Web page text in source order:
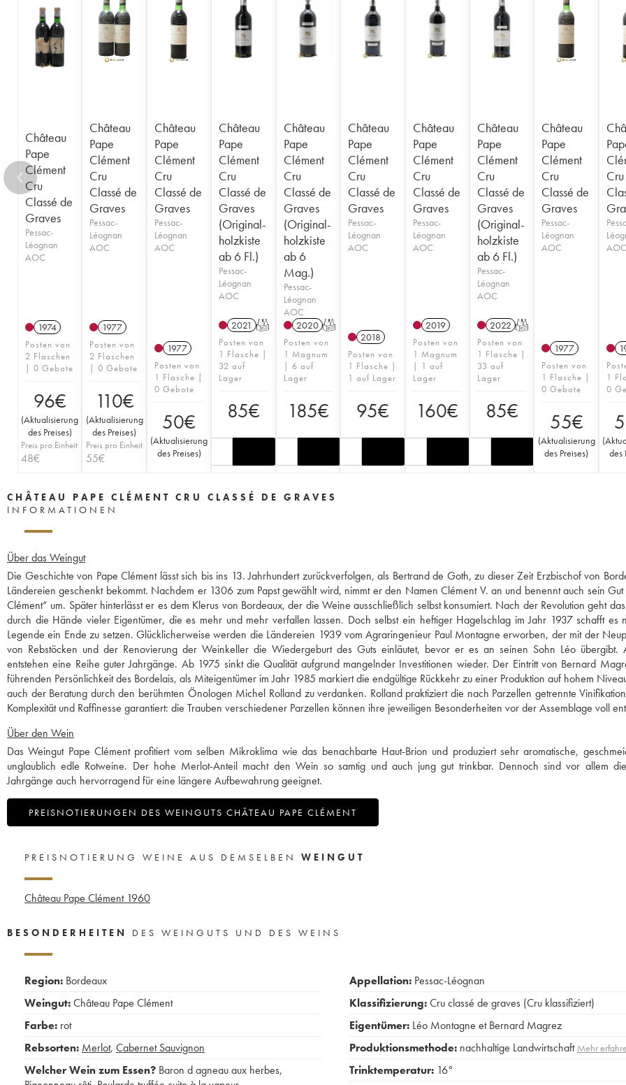
1956
1955 1953 1952
1950
1949
1947 1945
1936
1929
1924 ----
Château
Pape
Clément
Cru
Classé de
Graves
Pessac-
Léognan
AOC
1974
Posten von
2 Flaschen
| 0 Gebote
96€
(Aktualisierung
des Preises)
Preis pro Einheit
48€
Château
Pape
Clément
Cru
Classé de
Graves
Pessac-
Léognan
AOC
1977
Posten von
2 Flaschen
| 0 Gebote
110€
(Aktualisierung
des Preises)
Preis pro Einheit
55€
Château
Pape
Clément
Cru
Classé de
Graves
Pessac-
Léognan
AOC
1977
Posten von
1 Flasche |
0 Gebote
50€
(Aktualisierung
des Preises)
Château
Pape
Clément
Cru
Classé de
Graves
(Original-
holzkiste
ab 6 Fl.)
Pessac-
Léognan
AOC
2021 T
Posten von
1 Flasche |
32 auf
Lager
85€
Château
Pape
Clément
Cru
Classé de
Graves
(Original-
holzkiste
ab 6
Mag.)
Pessac-
Léognan
AOC
2020 T
Posten von
1 Magnum
| 6 auf
Lager
185€
Château
Pape
Clément
Cru
Classé de
Graves
Pessac-
Léognan
AOC
2018
Posten von
1 Flasche |
1 auf Lager
95€
Château
Pape
Clément
Cru
Classé de
Graves
Pessac-
Léognan
AOC
2019
Posten von
1 Magnum
| 1 auf
Lager
160€
Château
Pape
Clément
Cru
Classé de
Graves
(Original-
holzkiste
ab 6 Fl.)
Pessac-
Léognan
AOC
2022 T
Posten von
1 Flasche |
33 auf
Lager
85€
Château
Pape
Clément
Cru
Classé de
Graves
Pessac-
Léognan
AOC
1977
Posten von
1 Flasche |
0 Gebote
55€
(Aktualisierung
des Preises)
Cru
AOC
1
0
(
des
CHÂTEAU PAPE CLÉMENT CRU CLASSÉ DE GRAVES
INFORMATIONEN
Über das Weingut
Die Geschichte von Pape Clément lässt sich bis ins 13. Jahrhundert zurückverfolgen, als Bertrand de Goth, zu dieser Zeit Erzbischof von
Ländereien geschenkt bekommt. Nachdem er 1306 zum Papst gewählt wird, nimmt er den Namen Clément V. an und benennt auch sein Gut
Clément“ um. Später hinterlässt er es dem Klerus von Bordeaux, der die Weine ausschließlich selbst konsumiert. Nach der Revolution geht
durch die Hände vieler Eigentümer, die es mehr und mehr verfallen lassen. Doch selbst ein heftiger Hagelschlag im Jahr 1937 schafft es
Legende ein Ende zu setzen. Glücklicherweise werden die Ländereien 1939 vom Agraringenieur Paul Montagne erworben, der mit der
von Rebstöcken und der Renovierung der Weinkeller die Wiedergeburt des Guts einläutet, bevor er es an seinen Sohn Léo übergibt.
entstehen eine Reihe guter Jahrgänge. Ab 1975 sinkt die Qualität aufgrund mangelnder Investitionen wieder. Der Eintritt von Bernard
führenden Persönlichkeit des Bordelais, als Miteigentümer im Jahr 1985 markiert die endgültige Rückkehr zu einer Produktion auf hohem
auch der Beratung durch den berühmten Önologen Michel Rolland zu verdanken. Rolland praktiziert die nach Parzellen getrennte
Komplexität und Raffinesse garantiert: die Trauben verschiedener Parzellen können ihre jeweiligen Besonderheiten vor der Assemblage voll
Über den Wein
Das Weingut Pape Clément profitiert vom selben Mikroklima wie das benachbarte Haut-Brion und produziert sehr aromatische,
unglaublich edle Rotweine. Der hohe Merlot-Anteil macht den Wein so samtig und auch jung gut trinkbar. Dennoch sind vor allem
Jahrgänge auch hervorragend für eine längere Aufbewahrung geeignet.
PREISNOTIERUNGEN DES WEINGUTS CHÂTEAU PAPE CLÉMENT
PREISNOTIERUNG WEINE AUS DEMSELBEN WEINGUT
Château Pape Clément 1960
BESONDERHEITEN DES WEINGUTS UND DES WEINS
Region: Bordeaux
Weingut:Château Pape Clément
Farbe: rot
Rebsorten: Merlot, Cabernet Sauvignon
Welcher Wein zum Essen? Baron d agneau aux herbes,
Appellation: Pessac-Léognan
Klassifizierung:Cru classé de graves (Cru klassifiziert)
Eigentümer: Léo Montagne et Bernard Magrez
Produktionsmethode: nachhaltige Landwirtschaft Mehr
Trinktemperatur: 16°